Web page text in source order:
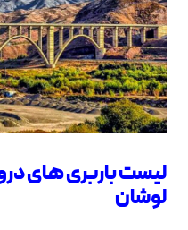
لیست باربری های
لوشان